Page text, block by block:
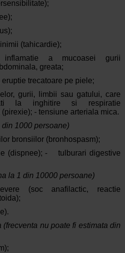
(tahicardie);
inflamatie a mucoasei gurii
greata;
trecatoare pe piele;
gurii, limbii sau gatului, care
la inghitire si respiratie
- tensiune arteriala mica.
1000 persoane)
bronsiilor (bronhospasm);
(dispnee); - tulburari digestive
la 1 din 10000 persoane)
(soc anafilactic, reactie
nu poate fi estimata din